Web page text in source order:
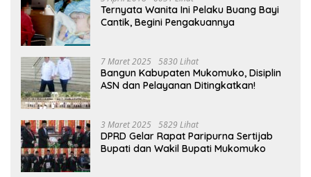
Ternyata Wanita Ini Pelaku Buang Bayi
Cantik, Begini Pengakuannya
7 Maret 2025 5830 Lihat
Bangun Kabupaten Mukomuko, Disiplin
ASN dan Pelayanan Ditingkatkan!
3 Maret 2025 5829 Lihat
DPRD Gelar Rapat Paripurna Sertijab
Bupati dan Wakil Bupati Mukomuko